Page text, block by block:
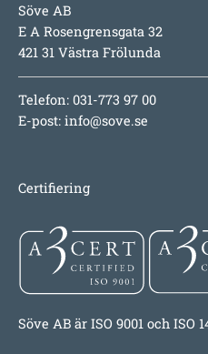
Söve AB
E A Rosengrensgata 32
421 31 Västra Frölunda
Telefon: 031-773 97 00
E-post: info@sove.se
Certifiering
Söve AB är ISO 9001 och ISO